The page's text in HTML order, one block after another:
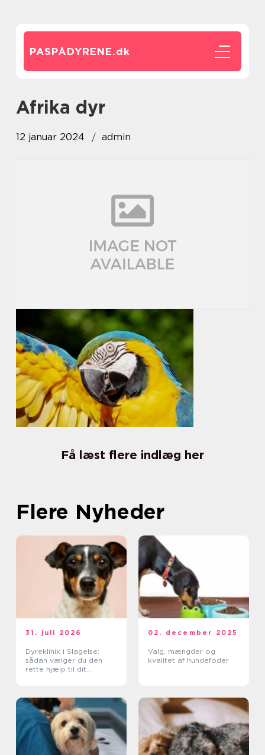
PASPÅDYRENE.dk
afrika dyr
12 januar 2024 admin
Få læst flere indlæg her
Flere Nyheder
31. juli 2026
Dyreklinik i Slagelse:
sådan vælger du den
rette hjælp til dit
02. december 2025
Valg, mængder og
kvalitet af hundefoder